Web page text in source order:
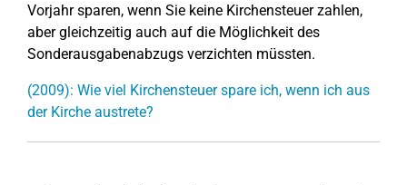
Vorjahr sparen, wenn Sie keine Kirchensteuer zahlen,
aber gleichzeitig auch auf die Möglichkeit des
Sonderausgabenabzugs verzichten müssten.
(2009): Wie viel Kirchensteuer spare ich, wenn ich aus
der Kirche austrete?